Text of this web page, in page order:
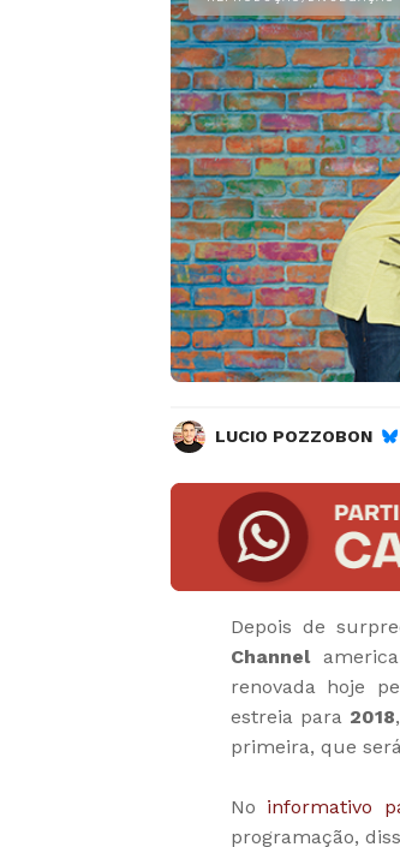
LUCIO POZZOBON
Depois de
Channel
renovada hoje
estreia para 2018
primeira, que
No informativo
programação,